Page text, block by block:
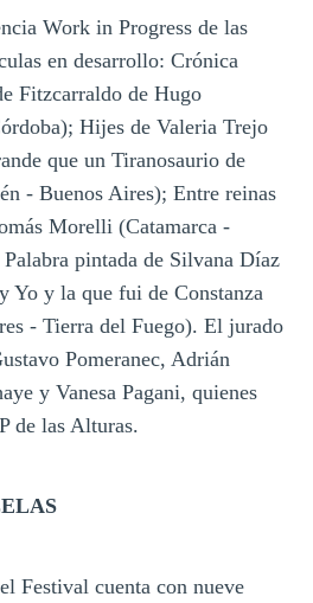
Work in Progress de las
en desarrollo: Crónica
Fitzcarraldo de Hugo
Hijes de Valeria Trejo
que un Tiranosaurio de
- Buenos Aires); Entre reinas
Morelli (Catamarca -
pintada de Silvana Díaz
Yo y la que fui de Constanza
- Tierra del Fuego). El jurado
Pomeranec, Adrián
y Vanesa Pagani, quienes
de las Alturas.
Festival cuenta con nueve